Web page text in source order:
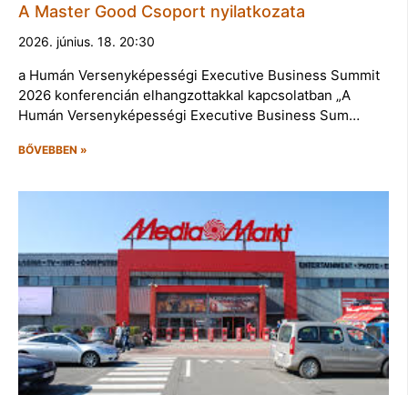
A Master Good Csoport nyilatkozata
2026. június. 18. 20:30
a Humán Versenyképességi Executive Business Summit
2026 konferencián elhangzottakkal kapcsolatban „A
Humán Versenyképességi Executive Business Sum…
BŐVEBBEN »